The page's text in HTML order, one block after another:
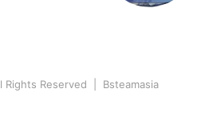
Reserved | Bsteamasia